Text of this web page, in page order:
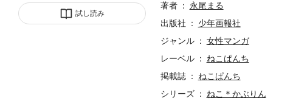
試し読み
著者
永尾まる
出版社
少年画報社
ジャンル
女性マンガ
レーベル
ねこぱんち
掲載誌
ねこぱんち
シリーズ
ねこ＊かぶりん